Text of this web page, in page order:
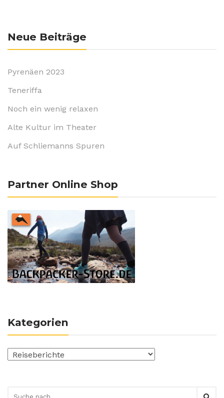
Neue Beiträge
Pyrenäen 2023
Teneriffa
Noch ein wenig relaxen
Alte Kultur im Theater
Auf Schliemanns Spuren
Partner Online Shop
Kategorien
Kategorien